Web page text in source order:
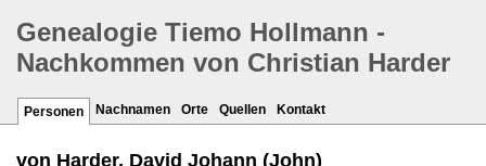
Genealogie Tiemo Hollmann -
Nachkommen von Christian Harder
Personen Nachnamen Orte Quellen Kontakt
von Harder, David Johann (John)